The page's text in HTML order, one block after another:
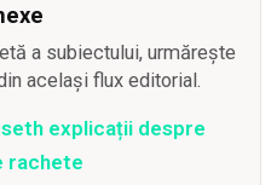
a subiectului, urmărește
același flux editorial.
explicații despre
rachete